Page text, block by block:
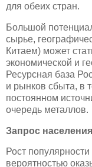
для обеих стран.
Большой
сырье,
Китаем) может
экономической и
Ресурсная база
и рынков сбыта, в
постоянном
очередь металлов.
Запрос
Рост
вероятностью